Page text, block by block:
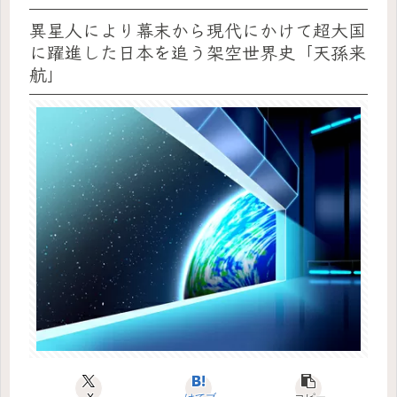
異星人により幕末から現代にかけて超大国
に躍進した日本を追う架空世界史「天孫来
航」